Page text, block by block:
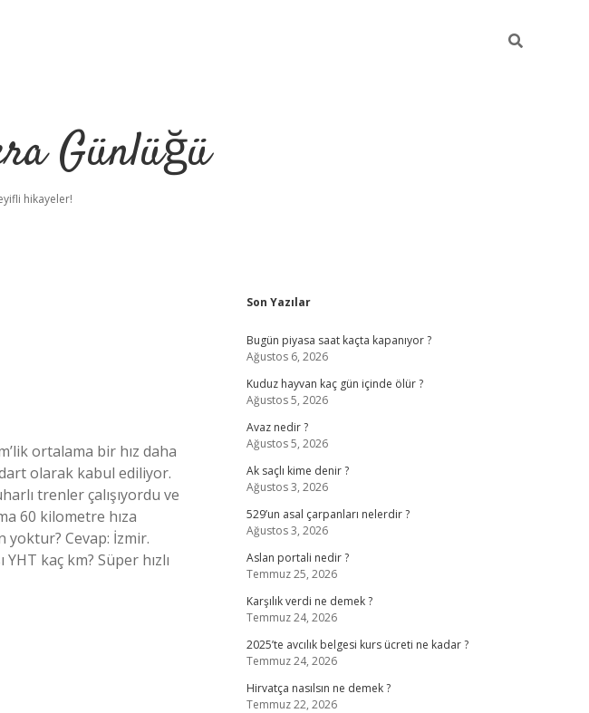
Günlüğü
hikayeler!
ortalama bir hız daha
olarak kabul ediliyor.
trenler çalışıyordu ve
60 kilometre hıza
yoktur? Cevap: İzmir.
kaç km? Süper hızlı
Sidebar
Son Yazılar
Bugün piyasa saat kaçta kapanıyor ?
Ağustos 6, 2026
Kuduz hayvan kaç gün içinde ölür ?
Ağustos 5, 2026
Avaz nedir ?
Ağustos 5, 2026
Ak saçlı kime denir ?
Ağustos 3, 2026
529’un asal çarpanları nelerdir ?
Ağustos 3, 2026
Aslan portali nedir ?
Temmuz 25, 2026
Karşılık verdi ne demek ?
Temmuz 24, 2026
2025’te avcılık belgesi kurs ücreti ne kadar ?
Temmuz 24, 2026
Hirvatça nasılsın ne demek ?
Temmuz 22, 2026